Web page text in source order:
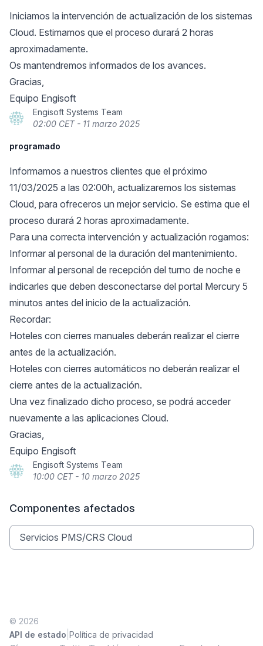
Iniciamos la intervención de actualización de los sistemas
Cloud. Estimamos que el proceso durará 2 horas
aproximadamente.
Os mantendremos informados de los avances.
Gracias,
Equipo Engisoft
Engisoft Systems Team
02:00 CET - 11 marzo 2025
programado
Informamos a nuestros clientes que el próximo
11/03/2025 a las 02:00h, actualizaremos los sistemas
Cloud, para ofreceros un mejor servicio. Se estima que el
proceso durará 2 horas aproximadamente.
Para una correcta intervención y actualización rogamos:
Informar al personal de la duración del mantenimiento.
Informar al personal de recepción del turno de noche e
indicarles que deben desconectarse del portal Mercury 5
minutos antes del inicio de la actualización.
Recordar:
Hoteles con cierres manuales deberán realizar el cierre
antes de la actualización.
Hoteles con cierres automáticos no deberán realizar el
cierre antes de la actualización.
Una vez finalizado dicho proceso, se podrá acceder
nuevamente a las aplicaciones Cloud.
Gracias,
Equipo Engisoft
Engisoft Systems Team
10:00 CET - 10 marzo 2025
Componentes afectados
Servicios PMS/CRS Cloud
© 2026
API de estado Política de privacidad